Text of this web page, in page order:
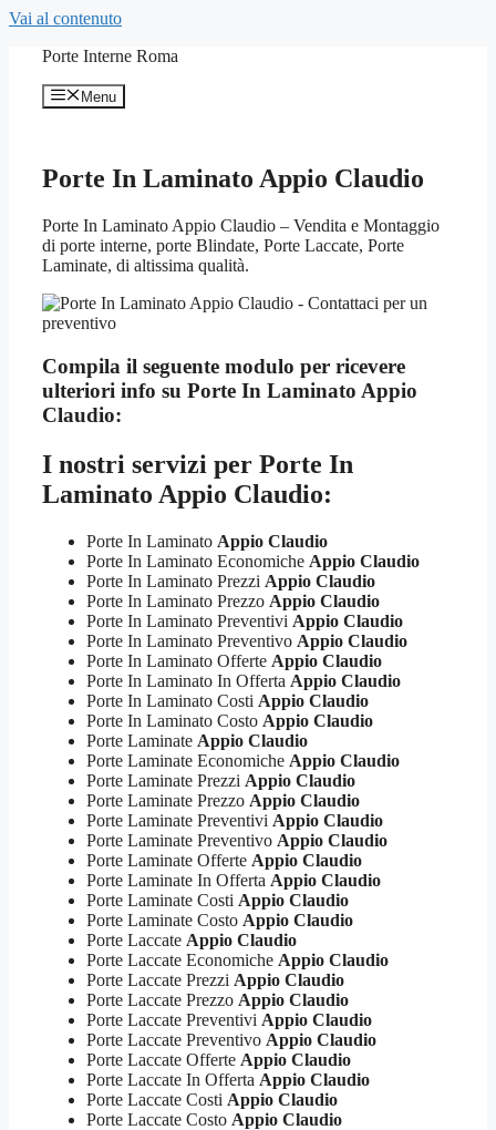
Vai al contenuto
Porte Interne Roma
Menu
Porte In Laminato Appio Claudio
Porte In Laminato Appio Claudio – Vendita e Montaggio
di porte interne, porte Blindate, Porte Laccate, Porte
Laminate, di altissima qualità.
Compila il seguente modulo per ricevere
ulteriori info su Porte In Laminato Appio
Claudio:
I nostri servizi per Porte In
Laminato Appio Claudio:
Porte In Laminato Appio Claudio
Porte In Laminato Economiche Appio Claudio
Porte In Laminato Prezzi Appio Claudio
Porte In Laminato Prezzo Appio Claudio
Porte In Laminato Preventivi Appio Claudio
Porte In Laminato Preventivo Appio Claudio
Porte In Laminato Offerte Appio Claudio
Porte In Laminato In Offerta Appio Claudio
Porte In Laminato Costi Appio Claudio
Porte In Laminato Costo Appio Claudio
Porte Laminate Appio Claudio
Porte Laminate Economiche Appio Claudio
Porte Laminate Prezzi Appio Claudio
Porte Laminate Prezzo Appio Claudio
Porte Laminate Preventivi Appio Claudio
Porte Laminate Preventivo Appio Claudio
Porte Laminate Offerte Appio Claudio
Porte Laminate In Offerta Appio Claudio
Porte Laminate Costi Appio Claudio
Porte Laminate Costo Appio Claudio
Porte Laccate Appio Claudio
Porte Laccate Economiche Appio Claudio
Porte Laccate Prezzi Appio Claudio
Porte Laccate Prezzo Appio Claudio
Porte Laccate Preventivi Appio Claudio
Porte Laccate Preventivo Appio Claudio
Porte Laccate Offerte Appio Claudio
Porte Laccate In Offerta Appio Claudio
Porte Laccate Costi Appio Claudio
Porte Laccate Costo Appio Claudio